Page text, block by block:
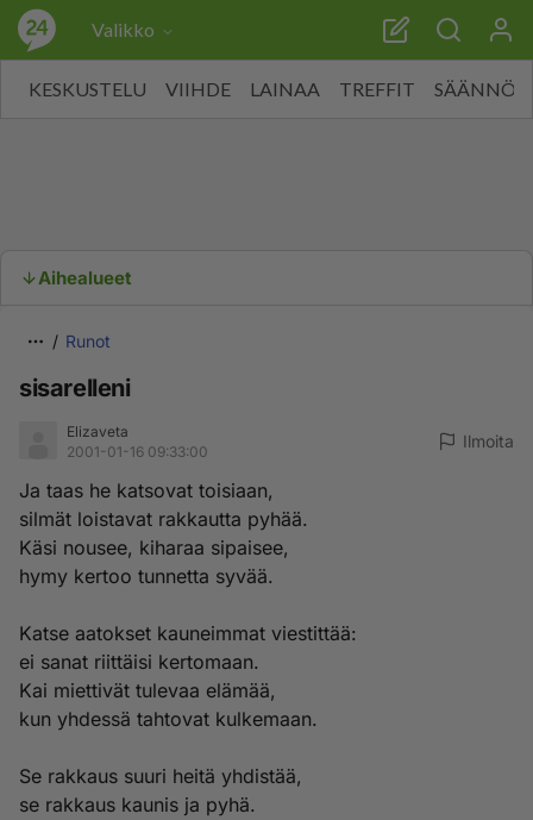
Valikko
KESKUSTELU VIIHDE LAINAA TREFFIT SÄÄNNÖT
Aihealueet
Runot
sisarelleni
Elizaveta
2001-01-16 09:33:00
Ilmoita
Ja taas he katsovat toisiaan,
silmät loistavat rakkautta pyhää.
Käsi nousee, kiharaa sipaisee,
hymy kertoo tunnetta syvää.
Katse aatokset kauneimmat viestittää:
ei sanat riittäisi kertomaan.
Kai miettivät tulevaa elämää,
kun yhdessä tahtovat kulkemaan.
Se rakkaus suuri heitä yhdistää,
se rakkaus kaunis ja pyhä.